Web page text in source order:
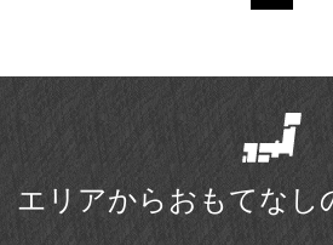
エリアからおもてなし